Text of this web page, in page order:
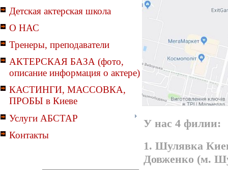
Детская актерская школа
О НАС
Тренеры, преподаватели
АКТЕРСКАЯ БАЗА (фото,
описание информация о актере)
КАСТИНГИ, МАССОВКА,
ПРОБЫ в Киеве
Услуги АБСТАР
Контакты
У нас 4 филии:
1. Шулявка
Довженко (м.